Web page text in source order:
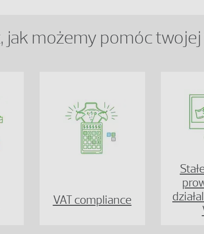
jak możemy pomóc
VAT compliance